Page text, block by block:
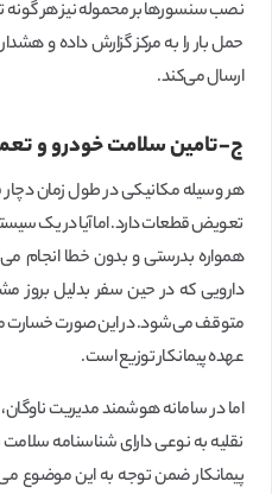
نصب سنسورها بر محموله نیز هر گونه
حمل بار را به مرکز گزارش داده و
ارسال می‌کند.
ج-تامین سلامت خودرو و
هر وسیله مکانیکی در طول زمان دچار
تعویض قطعات دارد. اما آیا در یک
همواره بدرستی و بدون خطا انجام
دارویی که در حین سفر بدلیل
متوقف می‌شود. در این صورت خسارت
عهده پیمانکار توزیع است.
اما در سامانه هوشمند مدیریت
نقلیه به نوعی دارای شناسنامه
پیمانکار ضمن توجه به این موضوع